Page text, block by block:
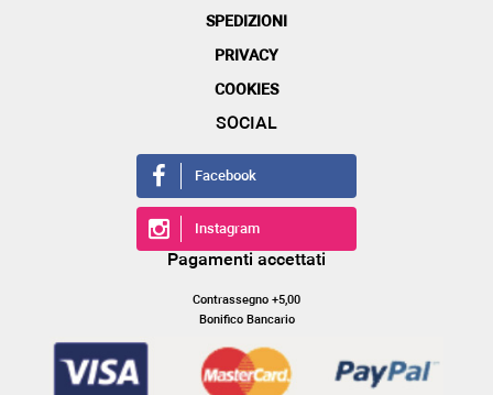
SPEDIZIONI
PRIVACY
COOKIES
SOCIAL
Facebook
Instagram
Pagamenti accettati
Contrassegno +5,00
Bonifico Bancario